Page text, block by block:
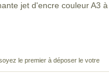
jet d'encre couleur A3
le premier à déposer le votre